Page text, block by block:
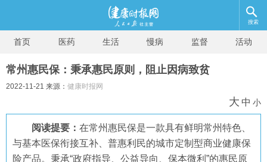
搜索
首页 医药 生活 慢病 监督 活动
常州惠民保：秉承惠民原则，阻止因病致贫
2022-11-21 来源： 健康时报网
大 中 小
阅读提要： 在常州惠民保是一款具有鲜明常州特色、
与基本医保衔接互补、普惠利民的城市定制型商业健康保
险产品。秉承“政府指导、公益导向、保本微利”的惠民原